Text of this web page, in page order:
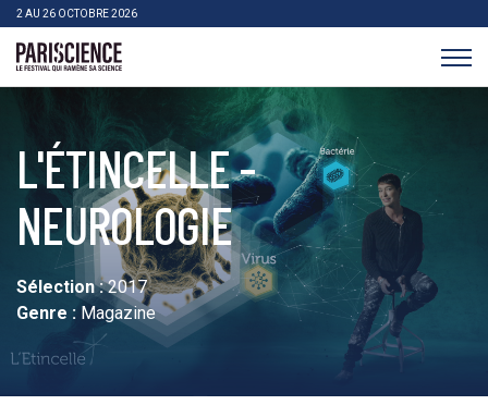
>Aller au contenu
2 AU 26 OCTOBRE 2026
L'ÉTINCELLE -
NEUROLOGIE
Sélection :2017
Genre : Magazine
Panneau de gestion des cookies